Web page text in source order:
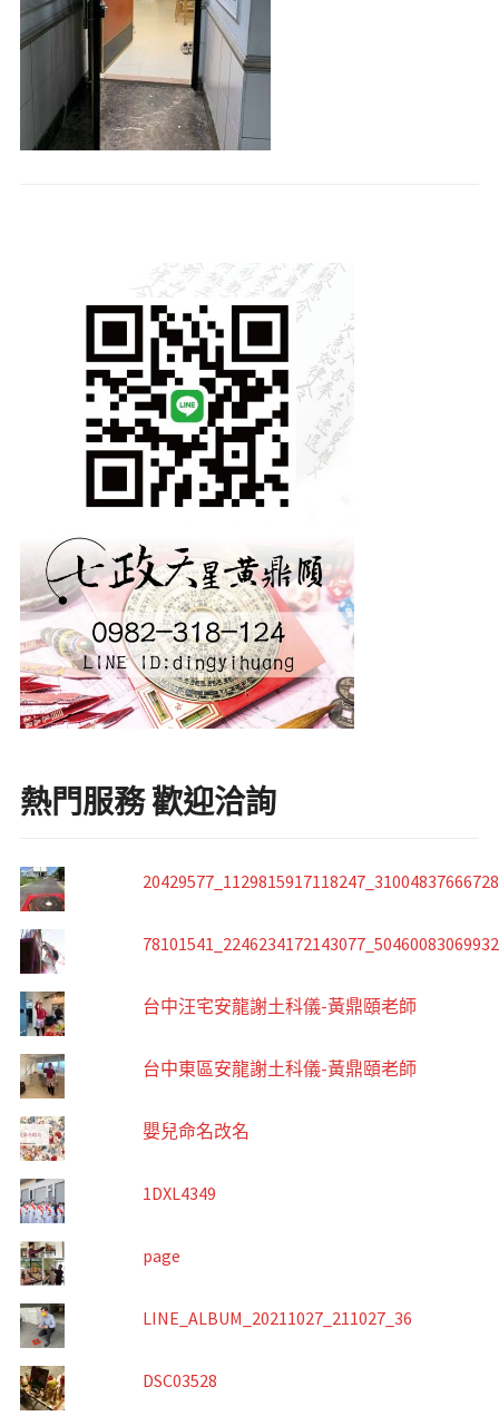
熱門服務 歡迎洽詢
台中汪宅安龍謝土科儀-黃鼎頤老師
台中東區安龍謝土科儀-黃鼎頤老師
嬰兒命名改名
1DXL4349
page
LINE_ALBUM_20211027_211027_36
DSC03528